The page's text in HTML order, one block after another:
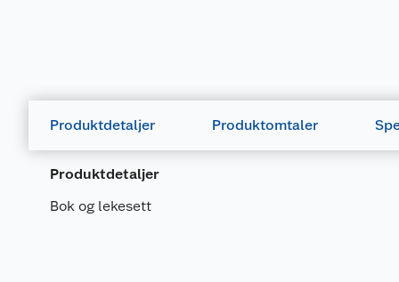
Produktdetaljer Produktomtaler
Produktdetaljer
Bok og lekesett